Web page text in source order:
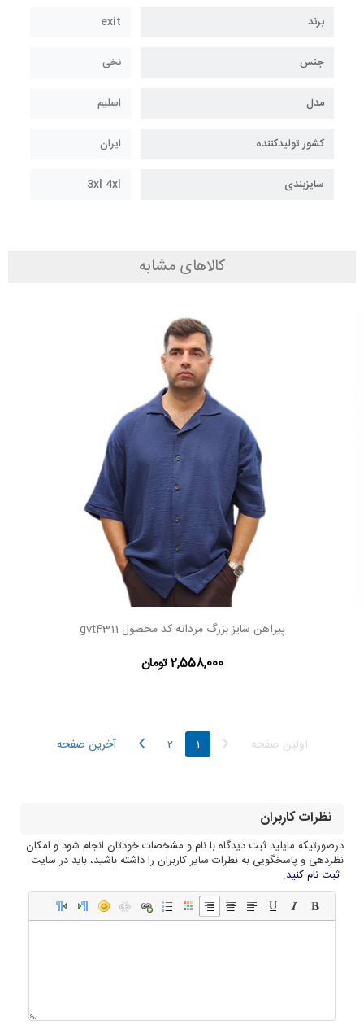
برند exit
جنس نخی
مدل اسلیم
کشور تولیدکننده ایران
سایزبندی 3xl 4xl
کالاهای مشابه
پیراهن سایز بزرگ مردانه کد محصول gvt4311
2,558,000 تومان
اولین صفحه 1
2 آخرین صفحه
نظرات کاربران
درصورتیکه مایلید ثبت دیدگاه با نام و مشخصات خودتان انجام شود و امکان
نظردهی و پاسخگویی به نظرات سایر کاربران را داشته باشید، باید در سایت
ثبت نام کنید.